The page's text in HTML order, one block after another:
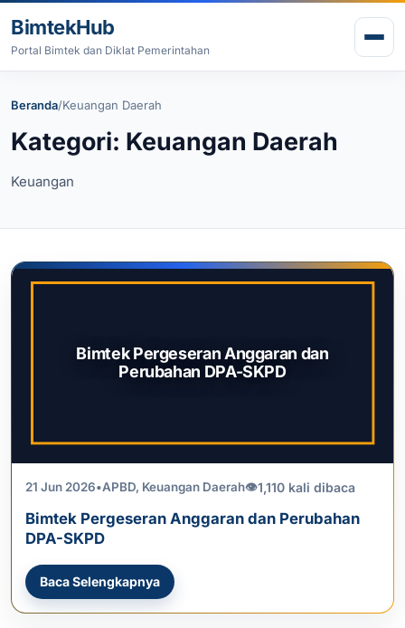
BimtekHub
Portal Bimtek dan Diklat Pemerintahan
Beranda/Keuangan Daerah
Kategori: Keuangan Daerah
Keuangan
Bimtek Pergeseran Anggaran dan
Perubahan DPA-SKPD
21 Jun 2026•APBD, Keuangan Daerah👁1,110 kali dibaca
Bimtek Pergeseran Anggaran dan Perubahan
DPA-SKPD
Baca Selengkapnya